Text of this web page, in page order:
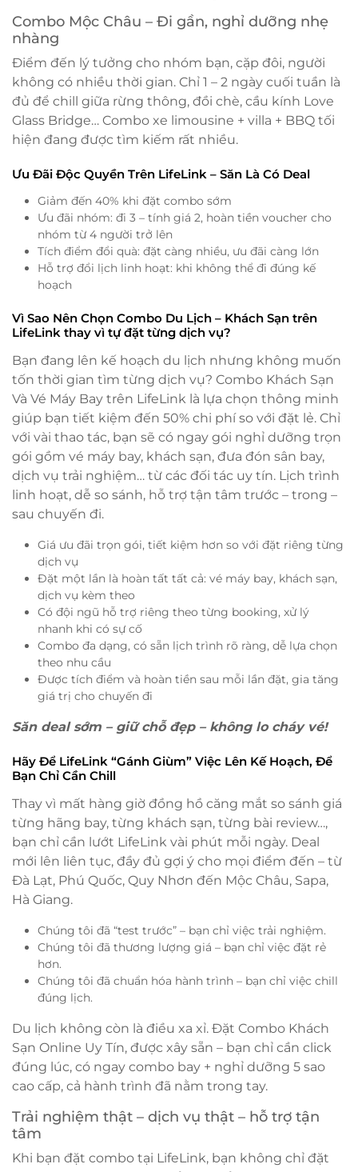
Combo Mộc Châu – Đi gần, nghỉ dưỡng nhẹ
nhàng
Điểm đến lý tưởng cho nhóm bạn, cặp đôi, người
không có nhiều thời gian. Chỉ 1 – 2 ngày cuối tuần là
đủ để chill giữa rừng thông, đồi chè, cầu kính Love
Glass Bridge… Combo xe limousine + villa + BBQ tối
hiện đang được tìm kiếm rất nhiều.
Ưu Đãi Độc Quyền Trên LifeLink – Săn Là Có Deal
Giảm đến 40% khi đặt combo sớm
Ưu đãi nhóm: đi 3 – tính giá 2, hoàn tiền voucher cho
nhóm từ 4 người trở lên
Tích điểm đổi quà: đặt càng nhiều, ưu đãi càng lớn
Hỗ trợ đổi lịch linh hoạt: khi không thể đi đúng kế
hoạch
Vì Sao Nên Chọn Combo Du Lịch – Khách Sạn trên
LifeLink thay vì tự đặt từng dịch vụ?
Bạn đang lên kế hoạch du lịch nhưng không muốn
tốn thời gian tìm từng dịch vụ? Combo Khách Sạn
Và Vé Máy Bay trên LifeLink là lựa chọn thông minh
giúp bạn tiết kiệm đến 50% chi phí so với đặt lẻ. Chỉ
với vài thao tác, bạn sẽ có ngay gói nghỉ dưỡng trọn
gói gồm vé máy bay, khách sạn, đưa đón sân bay,
dịch vụ trải nghiệm… từ các đối tác uy tín. Lịch trình
linh hoạt, dễ so sánh, hỗ trợ tận tâm trước – trong –
sau chuyến đi.
Giá ưu đãi trọn gói, tiết kiệm hơn so với đặt riêng từng
dịch vụ
Đặt một lần là hoàn tất tất cả: vé máy bay, khách sạn,
dịch vụ kèm theo
Có đội ngũ hỗ trợ riêng theo từng booking, xử lý
nhanh khi có sự cố
Combo đa dạng, có sẵn lịch trình rõ ràng, dễ lựa chọn
theo nhu cầu
Được tích điểm và hoàn tiền sau mỗi lần đặt, gia tăng
giá trị cho chuyến đi
Săn deal sớm – giữ chỗ đẹp – không lo cháy vé!
Hãy Để LifeLink “Gánh Giùm” Việc Lên Kế Hoạch, Để
Bạn Chỉ Cần Chill
Thay vì mất hàng giờ đồng hồ căng mắt so sánh giá
từng hãng bay, từng khách sạn, từng bài review…,
bạn chỉ cần lướt LifeLink vài phút mỗi ngày. Deal
mới lên liên tục, đầy đủ gợi ý cho mọi điểm đến – từ
Đà Lạt, Phú Quốc, Quy Nhơn đến Mộc Châu, Sapa,
Hà Giang.
Chúng tôi đã “test trước” – bạn chỉ việc trải nghiệm.
Chúng tôi đã thương lượng giá – bạn chỉ việc đặt rẻ
hơn.
Chúng tôi đã chuẩn hóa hành trình – bạn chỉ việc chill
đúng lịch.
Du lịch không còn là điều xa xỉ. Đặt Combo Khách
Sạn Online Uy Tín, được xây sẵn – bạn chỉ cần click
đúng lúc, có ngay combo bay + nghỉ dưỡng 5 sao
cao cấp, cả hành trình đã nằm trong tay.
Trải nghiệm thật – dịch vụ thật – hỗ trợ tận
tâm
Khi bạn đặt combo tại LifeLink, bạn không chỉ đặt